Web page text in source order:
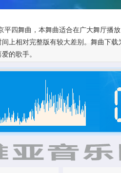
平四舞曲，本舞曲适合在广大舞厅
上相对完整版有较大差别。舞曲下
的歌手。